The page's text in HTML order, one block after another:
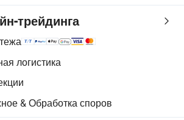
трейдинга
логистикаотправлений благодаря
инспекция для проверки
& Обработка споров
помощью платформы, включая возврат